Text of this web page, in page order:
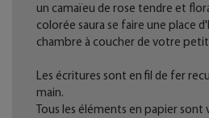
un camaïeu de rose tendre et
colorée saura se faire une place
chambre à coucher de votre
Les écritures sont en fil de fer
main.
Tous les éléments en papier sont